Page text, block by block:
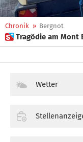
Chronik » Bergnot
 Tragödie am
Wetter